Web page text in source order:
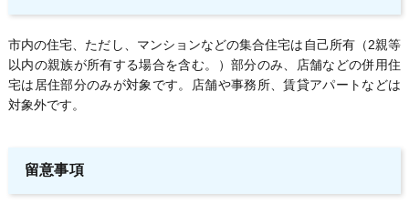
市内の住宅、ただし、マンションなどの集合住宅は自己所有（2親等
以内の親族が所有する場合を含む。）部分のみ、店舗などの併用住
宅は居住部分のみが対象です。店舗や事務所、賃貸アパートなどは
対象外です。
留意事項